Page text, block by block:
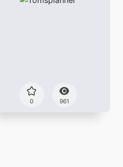
0 961